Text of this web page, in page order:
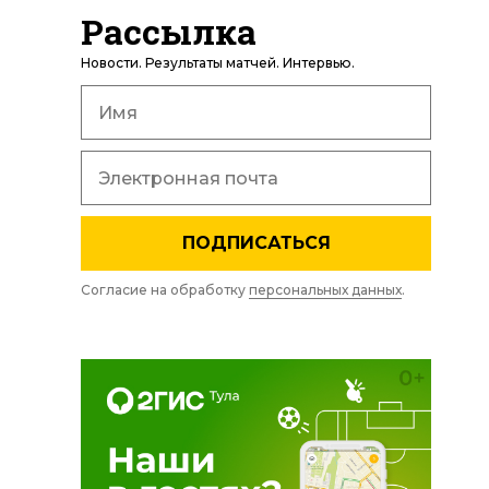
Рассылка
Новости. Результаты матчей. Интервью.
ПОДПИСАТЬСЯ
Согласие на обработку персональных данных.